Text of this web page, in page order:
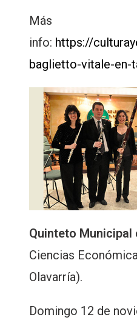
Más
info: https://
baglietto-vitale-en-
Quinteto Municipal
Ciencias
Olavarría).
Domingo 12 de